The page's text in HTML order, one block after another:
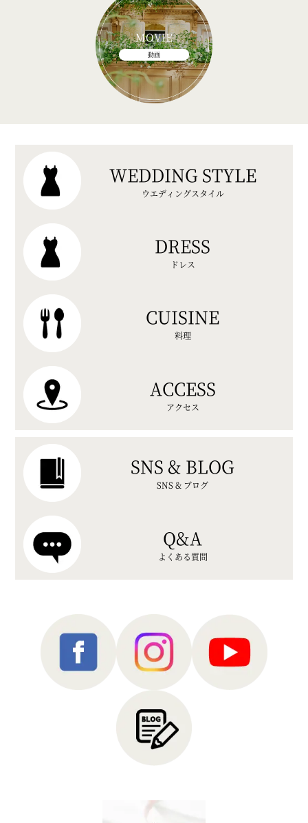
MOVIE
動画
WEDDING STYLE
ウエディングスタイル
DRESS
ドレス
CUISINE
料理
ACCESS
アクセス
SNS & BLOG
SNS & ブログ
Q&A
よくある質問